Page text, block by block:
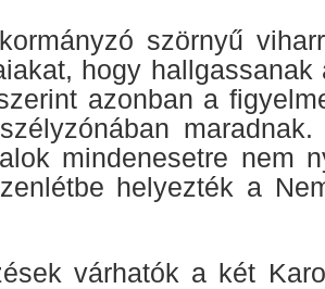
szörnyű
hogy hallgassanak
azonban a
mindenesetre nem
helyezték a
várhatók a két